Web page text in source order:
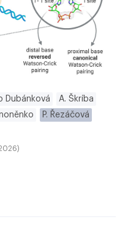
Dubánková
A. Škríba
P. Řezáčová